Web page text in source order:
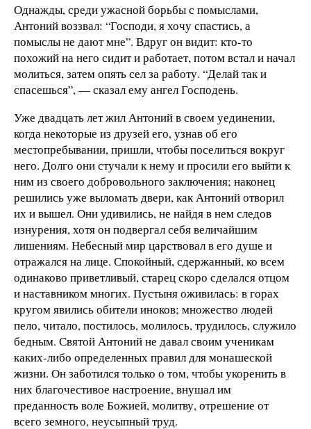
Однажды, среди ужасной борьбы с помыслами,
Антоний воззвал: “Господи, я хочу спастись, а
помыслы не дают мне”. Вдруг он видит: кто-то
похожий на него сидит и работает, потом встал и начал
молиться, затем опять сел за работу. “Делай так и
спасешься”, — сказал ему ангел Господень.
Уже двадцать лет жил Антоний в своем уединении,
когда некоторые из друзей его, узнав об его
местопребывании, пришли, чтобы поселиться вокруг
него. Долго они стучали к нему и просили его выйти к
ним из своего добровольного заключения; наконец
решились уже выломать двери, как Антоний отворил
их и вышел. Они удивились, не найдя в нем следов
изнурения, хотя он подвергал себя величайшим
лишениям. Небесный мир царствовал в его душе и
отражался на лице. Спокойный, сдержанный, ко всем
одинаково приветливый, старец скоро сделался отцом
и наставником многих. Пустыня оживилась: в горах
кругом явились обители иноков; множество людей
пело, читало, постилось, молилось, трудилось, служило
бедным. Святой Антоний не давал своим ученикам
каких-либо определенных правил для монашеской
жизни. Он заботился только о том, чтобы укоренить в
них благочестивое настроение, внушал им
преданность воле Божией, молитву, отрешение от
всего земного, неусыпный труд.